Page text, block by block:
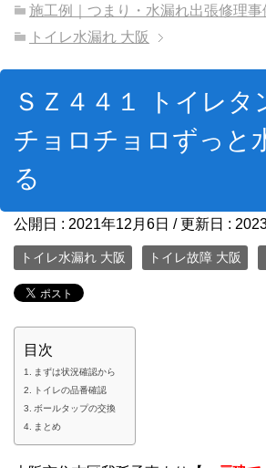
施工例｜つまり・水漏れ出張修理事
トイレ水漏れ 大阪
ＳＺ４４１ トイレタ
チョロチョロずっと
る
公開日 : 2021年12月6日 / 更新日 :
トイレ水漏れ 大阪 トイレ故障 大阪
目次
まずは状況確認から
トイレの品番確認
ボールタップの交換
まとめ